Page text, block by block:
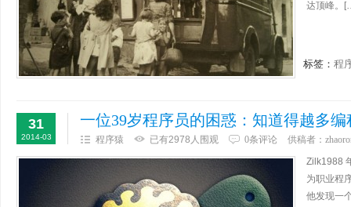
达顶峰。
标签： 程
31
2014-03
一位39岁程序员的困惑：知道得越多
程序猿 已有2978人围观 0条评论 供稿者：
Zilk1988
为职业程
他发现一